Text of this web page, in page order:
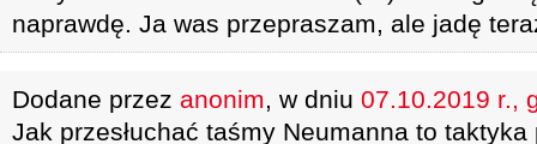
naprawdę. Ja was przepraszam, ale jadę
Dodane przez anonim, w dniu 07.10.2019 r.,
Jak przesłuchać taśmy Neumanna to